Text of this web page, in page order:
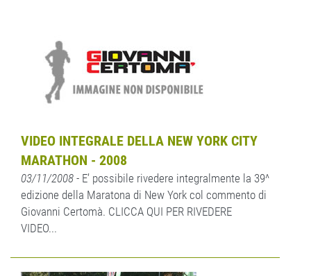
VIDEO INTEGRALE DELLA NEW YORK CITY
MARATHON - 2008
03/11/2008 - E’ possibile rivedere integralmente la 39^
edizione della Maratona di New York col commento di
Giovanni Certomà. CLICCA QUI PER RIVEDERE
VIDEO...